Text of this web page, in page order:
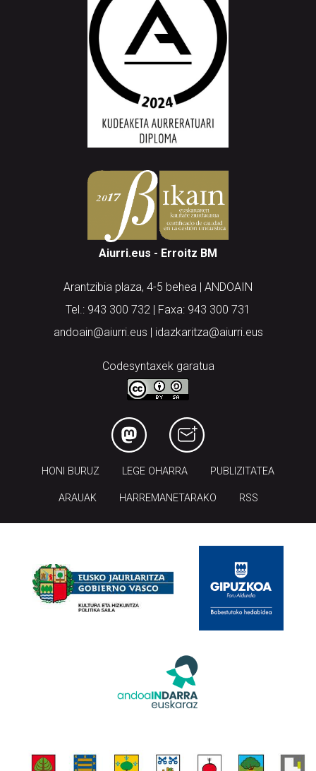
Aiurri.eus - Erroitz BM
Arantzibia plaza, 4-5 behea | ANDOAIN
Tel.: 943 300 732 | Faxa: 943 300 731
andoain@aiurri.eus | idazkaritza@aiurri.eus
Codesyntaxek garatua
HONI BURUZ LEGE OHARRA PUBLIZITATEA
ARAUAK HARREMANETARAKO RSS